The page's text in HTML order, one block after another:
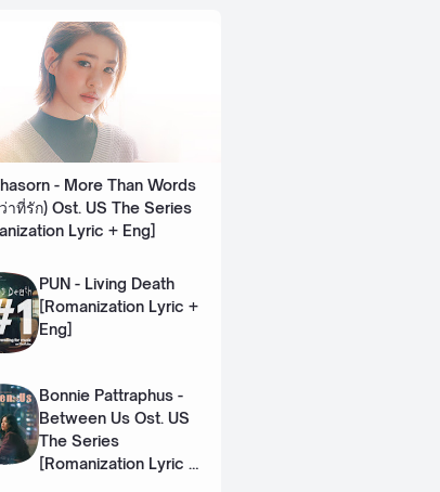
- More Than Words
าที่รัก) Ost. US The Series
Lyric + Eng]
PUN - Living Death
[Romanization Lyric +
Eng]
Bonnie Pattraphus -
Between Us Ost. US
The Series
[Romanization Lyric +